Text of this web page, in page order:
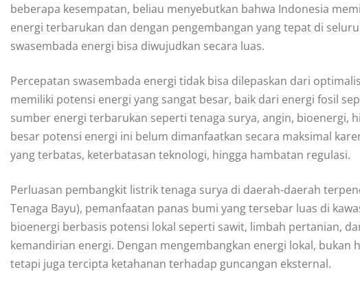
beberapa kesempatan, beliau menyebutkan bahwa Indonesia
energi terbarukan dan dengan pengembangan yang tepat di
swasembada energi bisa diwujudkan secara luas.
Percepatan swasembada energi tidak bisa dilepaskan dari
memiliki potensi energi yang sangat besar, baik dari energi fosil
sumber energi terbarukan seperti tenaga surya, angin, bioenergi,
besar potensi energi ini belum dimanfaatkan secara maksimal
yang terbatas, keterbatasan teknologi, hingga hambatan regulasi.
Perluasan pembangkit listrik tenaga surya di daerah-daerah
Tenaga Bayu), pemanfaatan panas bumi yang tersebar luas di
bioenergi berbasis potensi lokal seperti sawit, limbah pertanian,
kemandirian energi. Dengan mengembangkan energi lokal,
tetapi juga tercipta ketahanan terhadap guncangan eksternal.